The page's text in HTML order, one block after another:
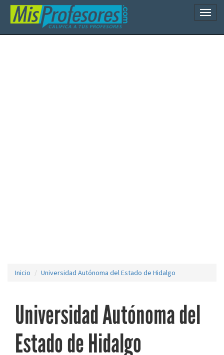
Inicio Universidad Autónoma del Estado de Hidalgo
Universidad Autónoma del
Estado de Hidalgo